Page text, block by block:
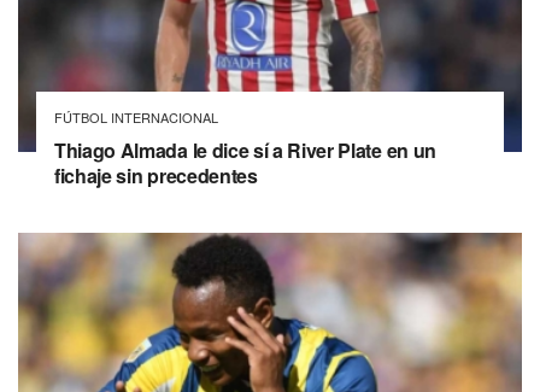
FÚTBOL INTERNACIONAL
Thiago Almada le dice sí a River Plate en un
fichaje sin precedentes